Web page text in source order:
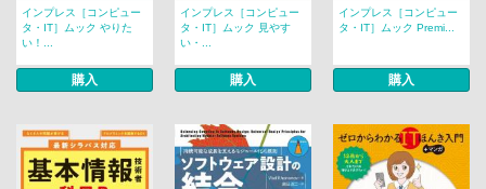
インプレス［コンピュー
タ・IT］ムック やりた
い！...
購入
インプレス［コンピュー
タ・IT］ムック 見やす
い・...
購入
インプレス［コンピュー
タ・IT］ムック Premi...
購入